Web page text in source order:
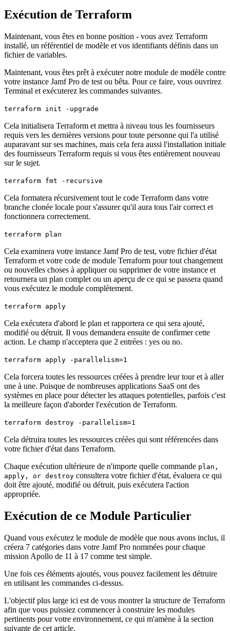
Exécution de Terraform
Maintenant, vous êtes en bonne position - vous avez Terraform
installé, un référentiel de modèle et vos identifiants définis dans un
fichier de variables.
Maintenant, vous êtes prêt à exécuter notre module de modèle contre
votre instance Jamf Pro de test ou bêta. Pour ce faire, vous ouvrirez
Terminal et exécuterez les commandes suivantes.
terraform init -upgrade
Cela initialisera Terraform et mettra à niveau tous les fournisseurs
requis vers les dernières versions pour toute personne qui l'a utilisé
auparavant sur ses machines, mais cela fera aussi l'installation initiale
des fournisseurs Terraform requis si vous êtes entièrement nouveau
sur le sujet.
terraform fmt -recursive
Cela formatera récursivement tout le code Terraform dans votre
branche clonée locale pour s'assurer qu'il aura tous l'air correct et
fonctionnera correctement.
terraform plan
Cela examinera votre instance Jamf Pro de test, votre fichier d'état
Terraform et votre code de module Terraform pour tout changement
ou nouvelles choses à appliquer ou supprimer de votre instance et
retournera un plan complet ou un aperçu de ce qui se passera quand
vous exécutez le module complètement.
terraform apply
Cela exécutera d'abord le plan et rapportera ce qui sera ajouté,
modifié ou détruit. Il vous demandera ensuite de confirmer cette
action. Le champ n'acceptera que 2 entrées : yes ou no.
terraform apply -parallelism=1
Cela forcera toutes les ressources créées à prendre leur tour et à aller
une à une. Puisque de nombreuses applications SaaS ont des
systèmes en place pour détecter les attaques potentielles, parfois c'est
la meilleure façon d'aborder l'exécution de Terraform.
terraform destroy -parallelism=1
Cela détruira toutes les ressources créées qui sont référencées dans
votre fichier d'état dans Terraform.
Chaque exécution ultérieure de n'importe quelle commande plan,
apply, or destroy consultera votre fichier d'état, évaluera ce qui
doit être ajouté, modifié ou détruit, puis exécutera l'action
appropriée.
Exécution de ce Module Particulier
Quand vous exécutez le module de modèle que nous avons inclus, il
créera 7 catégories dans votre Jamf Pro nommées pour chaque
mission Apollo de 11 à 17 comme test simple.
Une fois ces éléments ajoutés, vous pouvez facilement les détruire
en utilisant les commandes ci-dessus.
L'objectif plus large ici est de vous montrer la structure de Terraform
afin que vous puissiez commencer à construire les modules
pertinents pour votre environnement, ce qui m'amène à la section
suivante de cet article.